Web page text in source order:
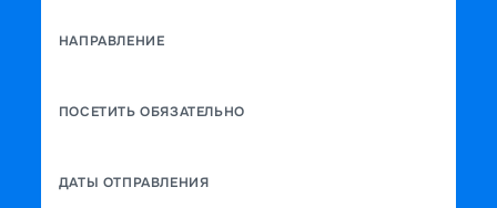
НАПРАВЛЕНИЕ
ПОСЕТИТЬ ОБЯЗАТЕЛЬНО
ДАТЫ ОТПРАВЛЕНИЯ